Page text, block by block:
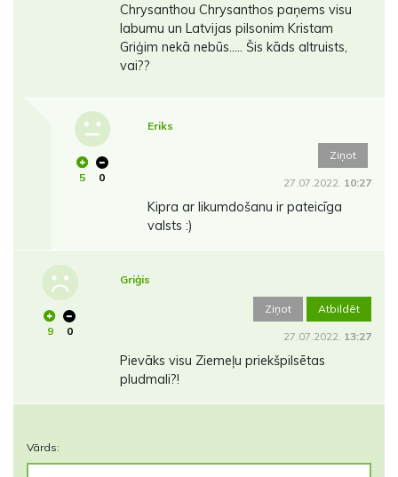
Chrysanthou Chrysanthos paņems visu
labumu un Latvijas pilsonim Kristam
Griģim nekā nebūs..... Šis kāds altruists,
vai??
5 0
Eriks
Ziņot
27.07.2022. 10:27
Kipra ar likumdošanu ir pateicīga
valsts :)
9 0
Griģis
Ziņot Atbildēt
27.07.2022. 13:27
Pievāks visu Ziemeļu priekšpilsētas
pludmali?!
Vārds: